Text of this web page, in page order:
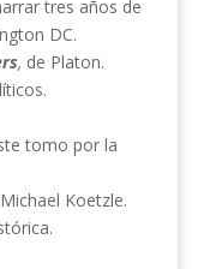
tres años de
DC.
, de Platon.
tomo por la
Koetzle.